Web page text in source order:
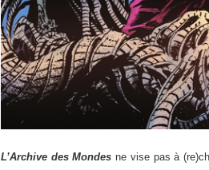
L’Archive des Mondes ne vise pas à